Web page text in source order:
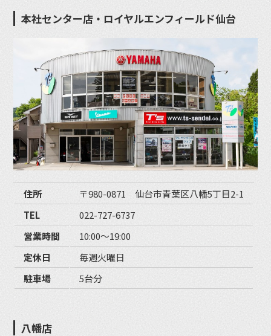
本社センター店・ロイヤルエンフィールド仙台
住所
〒980-0871 仙台市青葉区八幡5丁目2-1
TEL
022-727-6737
営業時間
10:00〜19:00
定休日
毎週火曜日
駐車場
5台分
八幡店